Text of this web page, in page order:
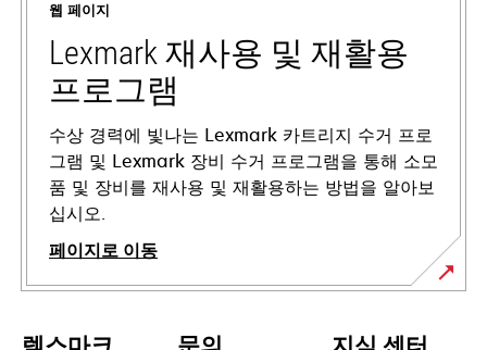
웹 페이지
Lexmark 재사용 및 재활용
프로그램
수상 경력에 빛나는 Lexmark 카트리지 수거 프로
그램 및 Lexmark 장비 수거 프로그램을 통해 소모
품 및 장비를 재사용 및 재활용하는 방법을 알아보
십시오.
페이지로 이동